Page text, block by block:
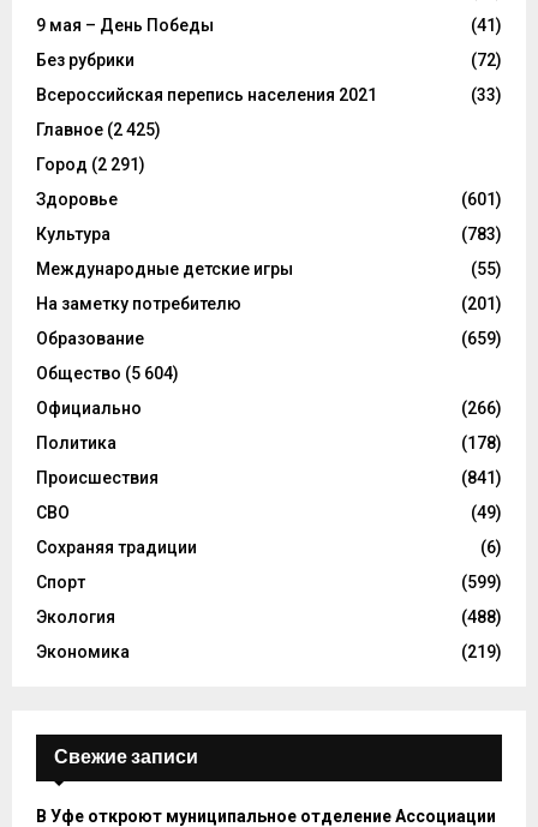
9 мая – День Победы
(41)
Без рубрики
(72)
Всероссийская перепись населения 2021
(33)
Главное (2 425)
Город (2 291)
Здоровье
(601)
Культура
(783)
Международные детские игры
(55)
На заметку потребителю
(201)
Образование
(659)
Общество (5 604)
Официально
(266)
Политика
(178)
Происшествия
(841)
СВО
(49)
Сохраняя традиции
(6)
Спорт
(599)
Экология
(488)
Экономика
(219)
Свежие записи
В Уфе откроют муниципальное отделение Ассоциации